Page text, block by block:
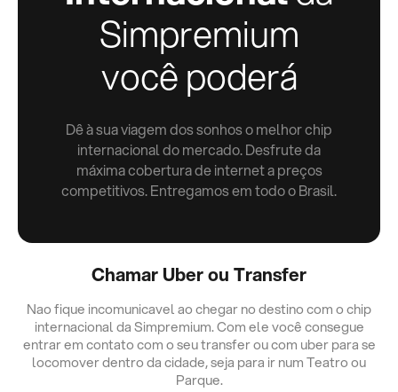
Simpremium
você poderá
Dê à sua viagem dos sonhos o melhor chip
internacional do mercado. Desfrute da
máxima cobertura de internet a preços
competitivos. Entregamos em todo o Brasil.
Chamar Uber ou Transfer
Nao fique incomunicavel ao chegar no destino com o chip
internacional da Simpremium. Com ele você consegue
entrar em contato com o seu transfer ou com uber para se
locomover dentro da cidade, seja para ir num Teatro ou
Parque.